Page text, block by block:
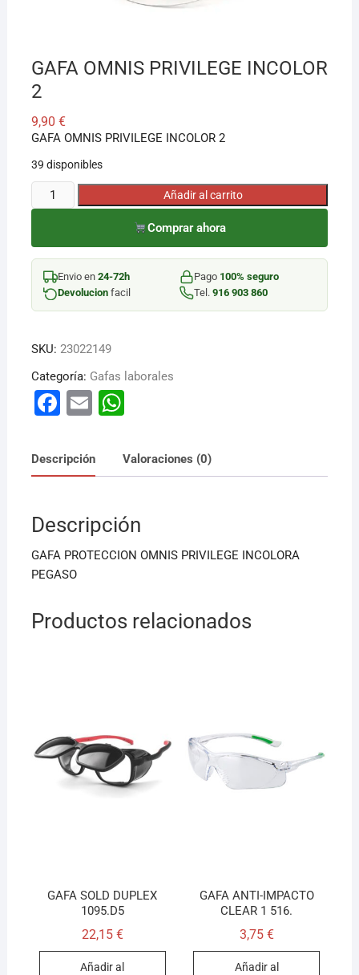
GAFA OMNIS PRIVILEGE INCOLOR
2
9,90 €
GAFA OMNIS PRIVILEGE INCOLOR 2
39 disponibles
GAFA
OMNIS
INCOLOR
cantidad
Añadir al carrito
Comprar ahora
Envio en 24-72h Pago 100% seguro
Devolucionfacil Tel. 916 903 860
SKU: 23022149
Categoría: Gafas laborales
F
c
e
o
o
k
E
ai
l
W
at
s
p
p
Descripción Valoraciones (0)
Descripción
GAFA PROTECCION OMNIS PRIVILEGE INCOLORA
PEGASO
Productos relacionados
GAFA SOLD DUPLEX
1095.D5
22,15 €
Añadir al
GAFA ANTI-IMPACTO
CLEAR 1 516.
3,75 €
Añadir al
aunque no sepas el nombre exacto